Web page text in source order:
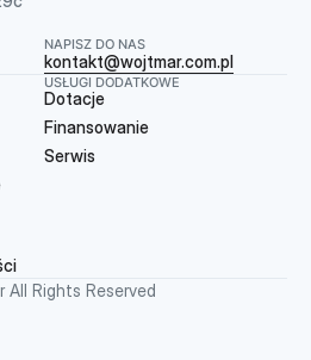
NAPISZ DO NAS
kontakt@wojtmar.com.pl
USŁUGI DODATKOWE
Dotacje
Finansowanie
Serwis
Rights Reserved